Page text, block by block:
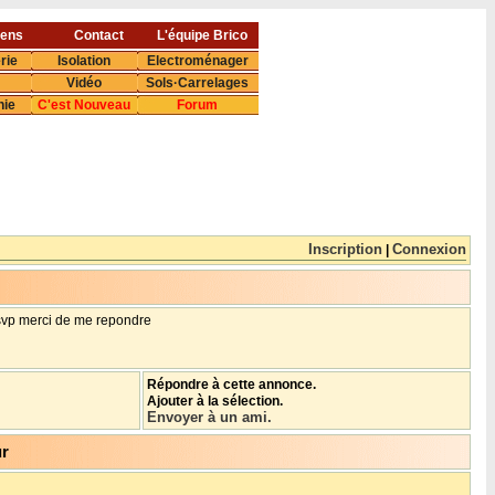
Contact
L'équipe Brico
Isolation
Electroménager
Vidéo
Sols·Carrelages
C'est Nouveau Forum
Inscription Connexion
merci de me repondre
Répondre à cette annonce.
Ajouter à la sélection.
Envoyer à un ami.